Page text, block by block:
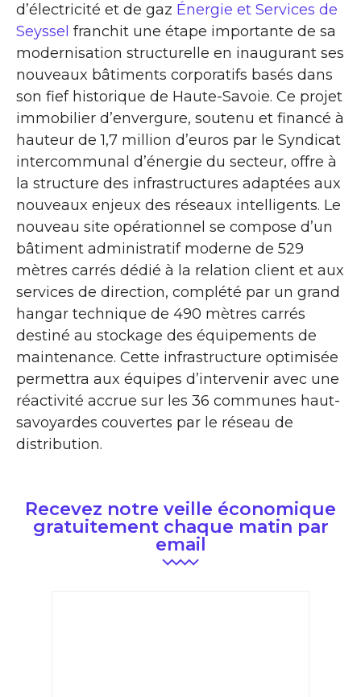
d’électricité et de gaz Énergie et Services de
Seyssel franchit une étape importante de sa
modernisation structurelle en inaugurant ses
nouveaux bâtiments corporatifs basés dans
son fief historique de Haute-Savoie. Ce projet
immobilier d’envergure, soutenu et financé à
hauteur de 1,7 million d’euros par le Syndicat
intercommunal d’énergie du secteur, offre à
la structure des infrastructures adaptées aux
nouveaux enjeux des réseaux intelligents. Le
nouveau site opérationnel se compose d’un
bâtiment administratif moderne de 529
mètres carrés dédié à la relation client et aux
services de direction, complété par un grand
hangar technique de 490 mètres carrés
destiné au stockage des équipements de
maintenance. Cette infrastructure optimisée
permettra aux équipes d’intervenir avec une
réactivité accrue sur les 36 communes haut-
savoyardes couvertes par le réseau de
distribution.
Recevez notre veille économique
gratuitement chaque matin par
email